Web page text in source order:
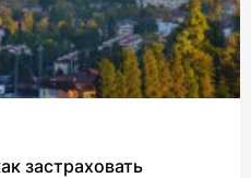
застраховать